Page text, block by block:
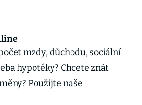
mzdy, důchodu, sociální
hypotéky? Chcete znát
Použijte naše